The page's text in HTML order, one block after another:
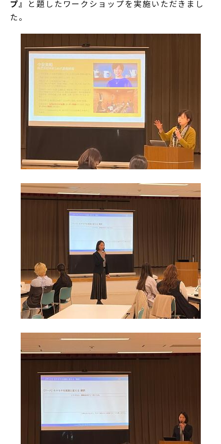
プ』
と題したワークショップを実施いただきまし
た。